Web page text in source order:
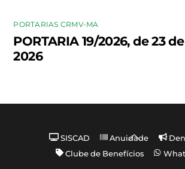
PORTARIAS CRMV-MA
PORTARIA 19/2026, de 23
2026
Back
To
SISCAD Anuidade
Clube de Benefícios